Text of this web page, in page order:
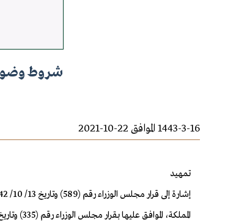
شروط
1443-3-16 الموافق 22-10-2021
تمهيد